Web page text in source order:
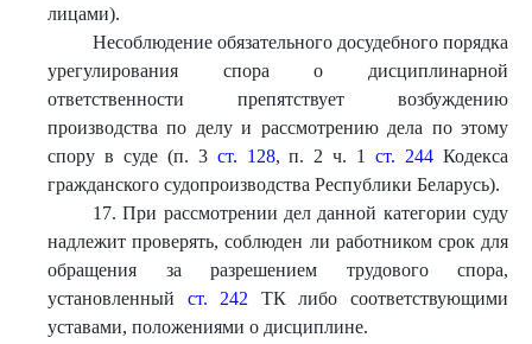
лицами).
Несоблюдение обязательного досудебного порядка
урегулирования спора о дисциплинарной
ответственности препятствует возбуждению
производства по делу и рассмотрению дела по этому
спору в суде (п. 3 ст. 128, п. 2 ч. 1ст. 244 Кодекса
гражданского судопроизводства Республики Беларусь).
17. При рассмотрении дел данной категории суду
надлежит проверять, соблюден ли работником срок для
обращения за разрешением трудового спора,
установленный ст. 242 ТК либо соответствующими
уставами, положениями о дисциплине.